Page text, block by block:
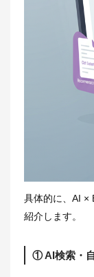
具体的に、AI ×
紹介します。
① AI検索・